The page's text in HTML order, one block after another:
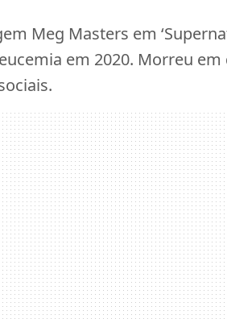
Meg Masters em
em 2020. Morreu